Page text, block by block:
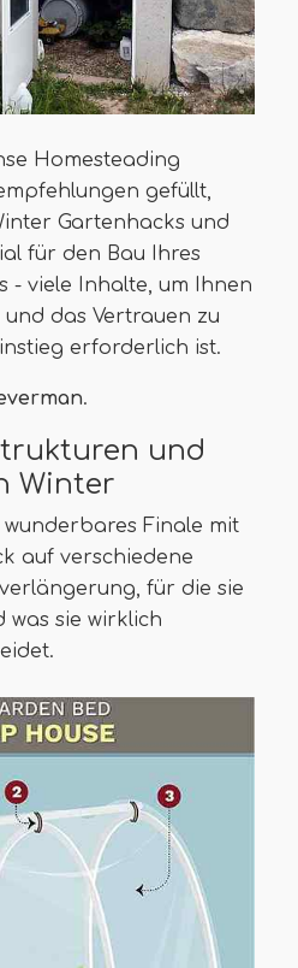
Homesteading
gefüllt,
Gartenhacks und
für den Bau Ihres
- viele Inhalte, um Ihnen
das Vertrauen zu
erforderlich ist.
.
und
Winter
Finale mit
auf verschiedene
für die sie
was sie wirklich